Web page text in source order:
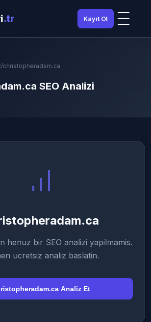
.tr Kayıt Ol
/christopheradam.ca
SEO Analizi
henuz bir SEO analizi yapilmamis.
ucretsiz analiz baslatin.
Analiz Et